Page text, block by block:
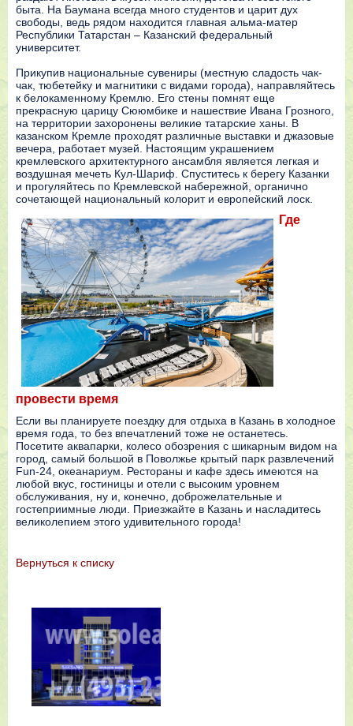
быта. На Баумана всегда много студентов и царит дух
свободы, ведь рядом находится главная альма-матер
Республики Татарстан – Казанский федеральный
университет.
Прикупив национальные сувениры (местную сладость чак-
чак, тюбетейку и магнитики с видами города), направляйтесь
к белокаменному Кремлю. Его стены помнят еще
прекрасную царицу Сююмбике и нашествие Ивана Грозного,
на территории захоронены великие татарские ханы. В
казанском Кремле проходят различные выставки и джазовые
вечера, работает музей. Настоящим украшением
кремлевского архитектурного ансамбля является легкая и
воздушная мечеть Кул-Шариф. Спуститесь к берегу Казанки
и прогуляйтесь по Кремлевской набережной, органично
сочетающей национальный колорит и европейский лоск.
Где
провести время
Если вы планируете поездку для отдыха в Казань в холодное
время года, то без впечатлений тоже не останетесь.
Посетите аквапарки, колесо обозрения с шикарным видом на
город, самый большой в Поволжье крытый парк развлечений
Fun-24, океанариум. Рестораны и кафе здесь имеются на
любой вкус, гостиницы и отели с высоким уровнем
обслуживания, ну и, конечно, доброжелательные и
гостеприимные люди. Приезжайте в Казань и насладитесь
великолепием этого удивительного города!
Вернутьcя к списку